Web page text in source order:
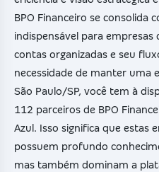
BPO Financeiro se consolida
indispensável para
contas organizadas e seu
necessidade de manter uma
São Paulo/SP, você tem à
112 parceiros de BPO
Azul. Isso significa que estas
possuem profundo
mas também dominam a